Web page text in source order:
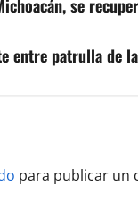
se
entre patrulla de
para publicar un